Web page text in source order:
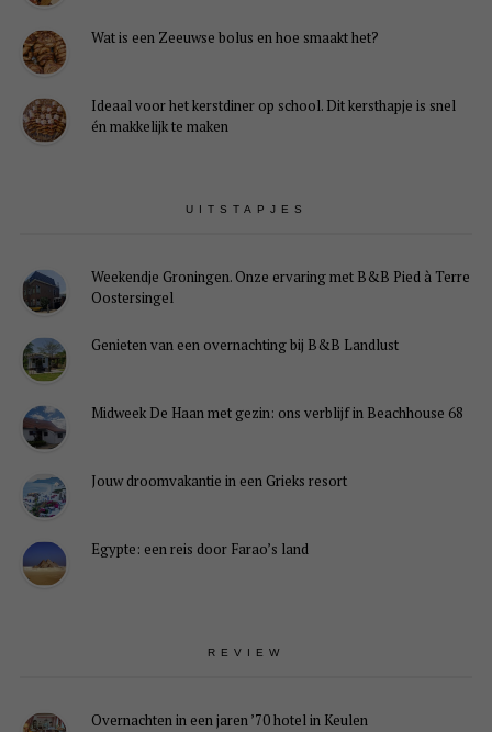
Wat is een Zeeuwse bolus en hoe smaakt het?
Ideaal voor het kerstdiner op school. Dit kersthapje is snel
én makkelijk te maken
UITSTAPJES
Weekendje Groningen. Onze ervaring met B&B Pied à Terre
Oostersingel
Genieten van een overnachting bij B&B Landlust
Midweek De Haan met gezin: ons verblijf in Beachhouse 68
Jouw droomvakantie in een Grieks resort
Egypte: een reis door Farao’s land
REVIEW
Overnachten in een jaren ’70 hotel in Keulen